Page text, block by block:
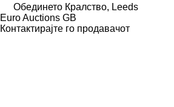
Обединето Кралство, Leeds
Euro Auctions GB
Контактирајте го продавачот